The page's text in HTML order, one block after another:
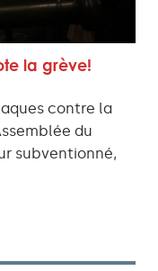
la grève!
contre la
du
subventionné,